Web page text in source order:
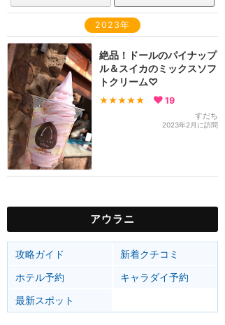
2023年
絶品！ドールのパイナップ
ル＆スイカのミックスソフ
トクリーム♡
★★★★★ 19
すだち
2023年2月に訪問
アウラニ
攻略ガイド
新着クチコミ
ホテル予約
キャラダイ予約
最新スポット